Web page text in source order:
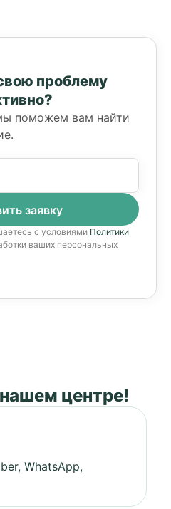
проблему
поможем вам найти
с условиями Политики
ваших персональных
центре!
WhatsApp,